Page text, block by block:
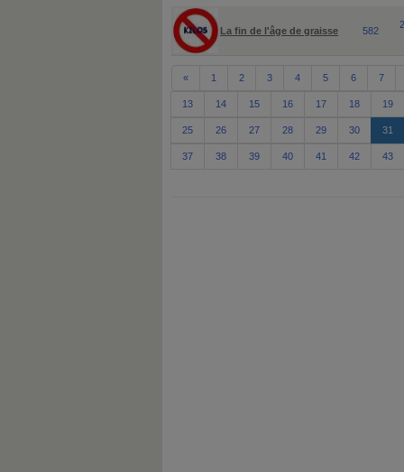
La fin de l'âge de graisse 582
« 1 2 3 4 5 6 7
13 14 15 16 17 18 19
25 26 27 28 29 30 31
37 38 39 40 41 42 43